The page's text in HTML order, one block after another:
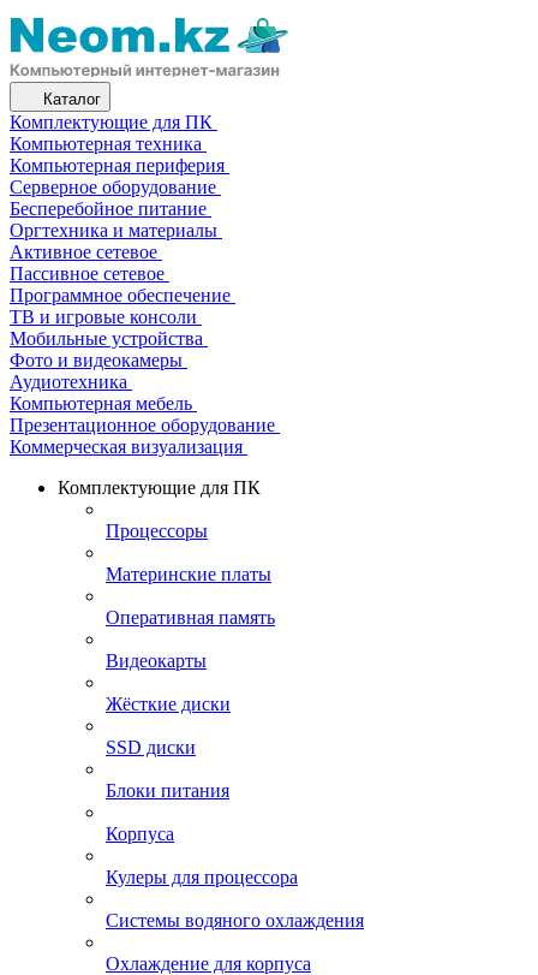
Каталог
Комплектующие для ПК
Компьютерная техника
Компьютерная периферия
Серверное оборудование
Бесперебойное питание
Оргтехника и материалы
Активное сетевое
Пассивное сетевое
Программное обеспечение
ТВ и игровые консоли
Мобильные устройства
Фото и видеокамеры
Аудиотехника
Компьютерная мебель
Презентационное оборудование
Коммерческая визуализация
Комплектующие для ПК
Процессоры
Материнские платы
Оперативная память
Видеокарты
Жёсткие диски
SSD диски
Блоки питания
Корпуса
Кулеры для процессора
Системы водяного охлаждения
Охлаждение для корпуса